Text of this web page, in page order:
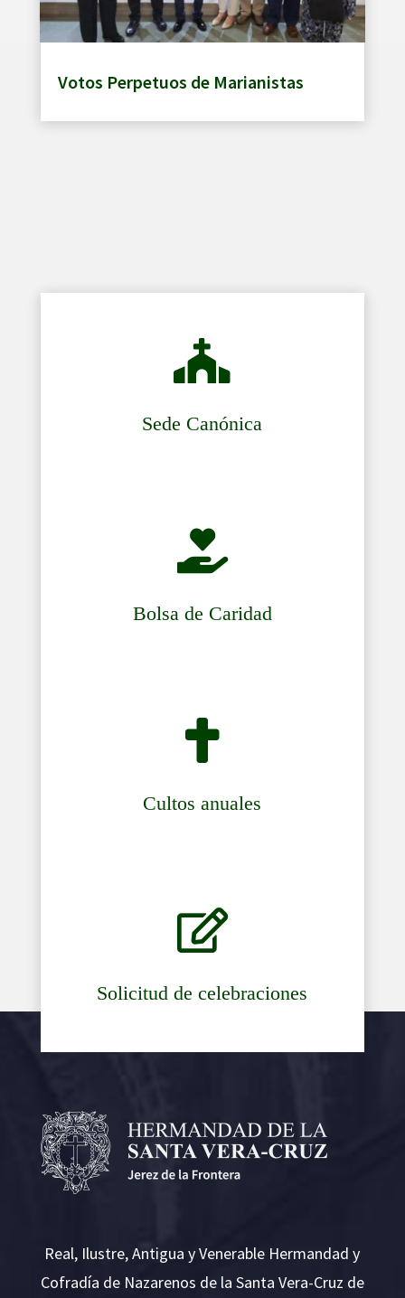
Votos Perpetuos de Marianistas

Sede Canónica

Bolsa de Caridad

Cultos anuales

Solicitud de celebraciones
Real, Ilustre, Antigua y Venerable Hermandad y
Cofradía de Nazarenos de la Santa Vera-Cruz de